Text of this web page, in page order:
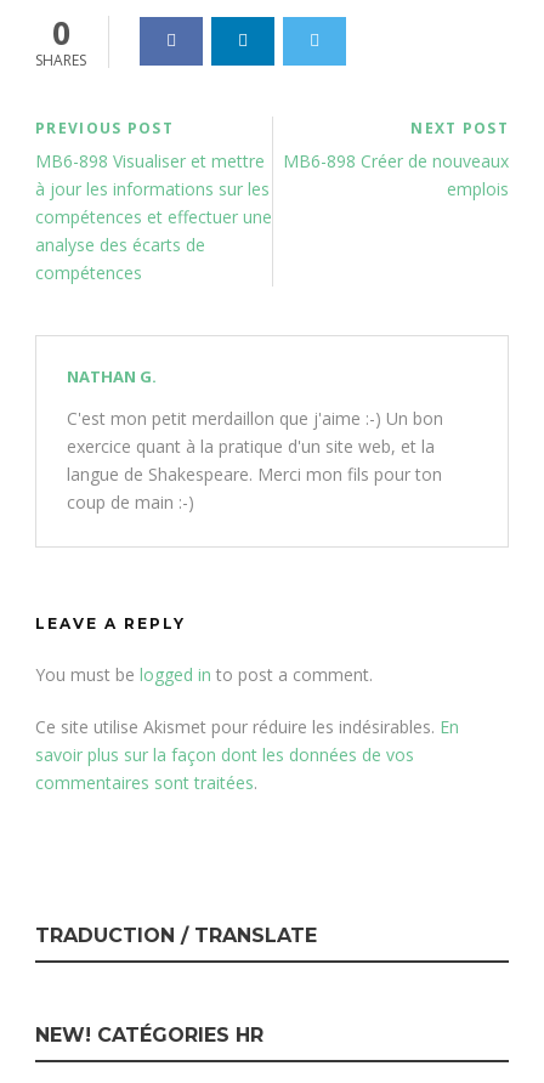
0
SHARES
PREVIOUS POST
MB6-898 Visualiser et mettre
à jour les informations sur les
compétences et effectuer une
analyse des écarts de
compétences
NEXT POST
MB6-898 Créer de nouveaux
emplois
NATHAN G.
C'est mon petit merdaillon que j'aime :-) Un bon
exercice quant à la pratique d'un site web, et la
langue de Shakespeare. Merci mon fils pour ton
coup de main :-)
LEAVE A REPLY
You must be logged in to post a comment.
Ce site utilise Akismet pour réduire les indésirables. En
savoir plus sur la façon dont les données de vos
commentaires sont traitées.
TRADUCTION / TRANSLATE
NEW! CATÉGORIES HR